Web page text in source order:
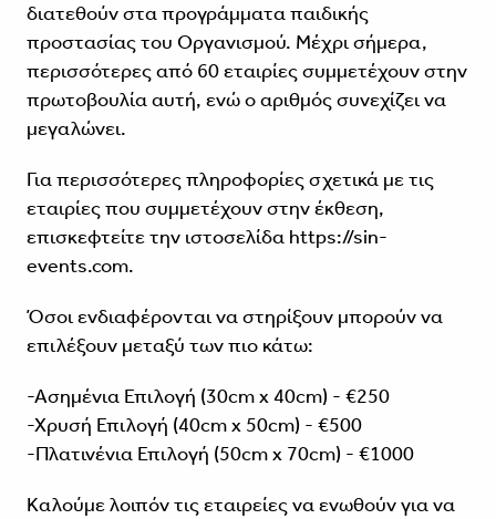
διατεθούν στα προγράμματα παιδικής
προστασίας του Οργανισμού. Μέχρι σήμερα,
περισσότερες από 60 εταιρίες συμμετέχουν στην
πρωτοβουλία αυτή, ενώ ο αριθμός συνεχίζει να
μεγαλώνει.
Για περισσότερες πληροφορίες σχετικά με τις
εταιρίες που συμμετέχουν στην έκθεση,
επισκεφτείτε την ιστοσελίδα https://sin-
events.com.
Όσοι ενδιαφέρονται να στηρίξουν μπορούν να
επιλέξουν μεταξύ των πιο κάτω:
-Ασημένια Επιλογή (30cm x 40cm) - €250
-Χρυσή Επιλογή (40cm x 50cm) - €500
-Πλατινένια Επιλογή (50cm x 70cm) - €1000
Καλούμε λοιπόν τις εταιρείες να ενωθούν για να